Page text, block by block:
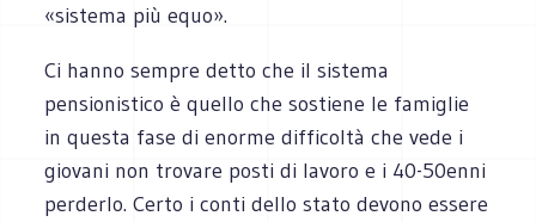
«sistema più equo».
Ci hanno sempre detto che il sistema
pensionistico è quello che sostiene le famiglie
in questa fase di enorme difficoltà che vede i
giovani non trovare posti di lavoro e i 40-50enni
perderlo. Certo i conti dello stato devono essere